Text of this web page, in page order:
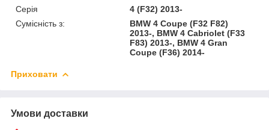
Серія
4 (F32) 2013-
Сумісність з:
BMW 4 Coupe (F32 F82)
2013-, BMW 4 Cabriolet (F33
F83) 2013-, BMW 4 Gran
Coupe (F36) 2014-
Приховати
Умови доставки